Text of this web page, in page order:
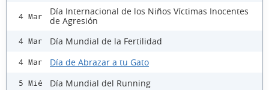
4 Mar
Día Internacional de los Niños Víctimas Inocentes
de Agresión
4 Mar Día Mundial de la Fertilidad
4 Mar Día de Abrazar a tu Gato
5 Mié Día Mundial del Running